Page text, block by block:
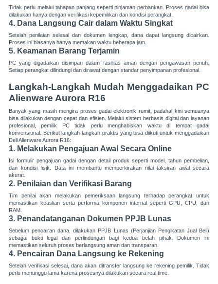
Tidak perlu melalui tahapan panjang seperti pinjaman perbankan. Proses gadai bisa
dilakukan hanya dengan verifikasi kepemilikan dan kondisi perangkat.
4. Dana Langsung Cair dalam Waktu Singkat
Setelah penilaian selesai dan dokumen lengkap, dana dapat langsung dicairkan.
Proses ini biasanya hanya memakan waktu beberapa jam.
5. Keamanan Barang Terjamin
PC yang digadaikan disimpan dalam fasilitas aman dengan pengawasan penuh.
Setiap perangkat dilindungi dan dirawat dengan standar penyimpanan profesional.
Langkah-Langkah Mudah Menggadaikan PC
Alienware Aurora R16
Banyak yang masih mengira proses gadai elektronik rumit, padahal kini semuanya
bisa dilakukan dengan cepat dan efisien. Melalui sistem berbasis digital dan layanan
profesional, pemilik PC tidak perlu menghabiskan waktu di tempat gadai
konvensional. Berikut langkah-langkah praktis yang bisa diikuti untuk menggadaikan
Dell Alienware Aurora R16:
1. Melakukan Pengajuan Awal Secara Online
Isi formulir pengajuan gadai dengan detail produk seperti model, tahun pembelian,
dan kondisi fisik. Data ini membantu memperkirakan nilai taksiran awal secara
akurat.
2. Penilaian dan Verifikasi Barang
Tim penilai akan melakukan pemeriksaan langsung terhadap perangkat untuk
memastikan keaslian serta performa komponen internal seperti GPU, CPU, dan
RAM.
3. Penandatanganan Dokumen PPJB Lunas
Sebelum pencairan dana, dilakukan PPJB Lunas (Perjanjian Pengikatan Jual Beli)
sebagai bukti legal dan perlindungan bagi kedua belah pihak. Dokumen ini
memastikan seluruh proses berlangsung aman dan transparan.
4. Pencairan Dana Langsung ke Rekening
Setelah verifikasi selesai, dana akan ditransfer langsung ke rekening pemilik. Tidak
perlu menunggu lama karena prosesnya dilakukan secara real time.